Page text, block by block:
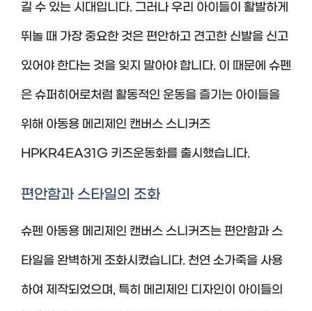
길 수 있는 시대입니다. 그러나 우리 아이들이 활발하게
뛰놀 때 가장 중요한 것은 편안하고 견고한 신발을 신고
있어야 한다는 것을 잊지 말아야 합니다. 이 때문에 슈펜
은 슈퍼히어로처럼 활동적인 운동을 즐기는 아이들을
위해 아동용 메리제인 캔버스 스니커즈
HPKR4EA31G 키즈운동화를 출시했습니다.
편안함과 스타일의 조화
슈펜 아동용 메리제인 캔버스 스니커즈는 편안함과 스
타일을 완벽하게 조화시켰습니다. 천연 소가죽을 사용
하여 제작되었으며, 특히 메리제인 디자인이 아이들의